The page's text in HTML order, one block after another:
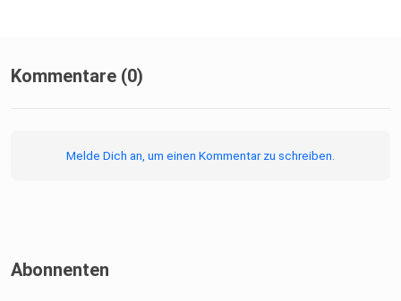
Kommentare (0)
Melde Dich an, um einen Kommentar zu schreiben.
Abonnenten